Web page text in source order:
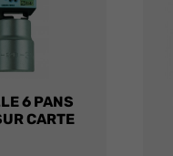
6 PANS
CARTE